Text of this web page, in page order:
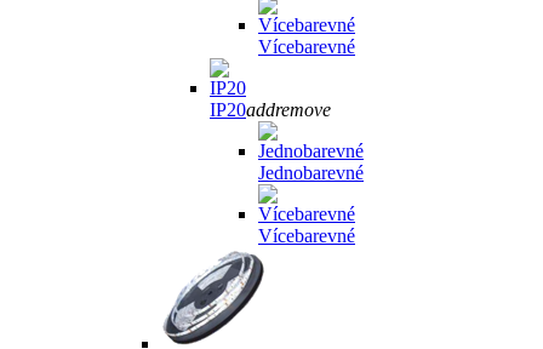
Vícebarevné
IP20addremove
Jednobarevné
Vícebarevné